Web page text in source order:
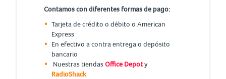
Contamos con diferentes formas de pago:
Tarjeta de crédito o débito o American
Express
En efectivo a contra entrega o depósito
bancario
Nuestras tiendasOffice Depoty
RadioShack